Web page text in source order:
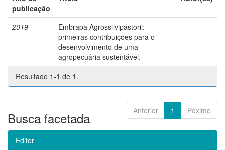
publicação
2019
Embrapa Agrossilvipastoril:
primeiras contribuições para o
desenvolvimento de uma
agropecuária sustentável.
-
Resultado 1-1 de 1.
Anterior 1 Póximo
Busca facetada
Editor